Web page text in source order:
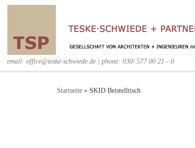
email: office@teske-schwiede.de | phone: 030/ 577 00 21 - 0
Startseite » SKID Beistelltisch